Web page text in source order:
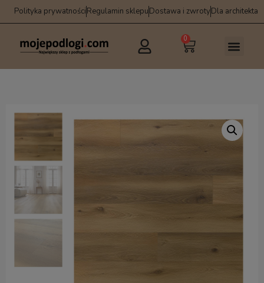
Polityka prywatnościRegulamin sklepuDostawa i zwrotyDla architekta
0